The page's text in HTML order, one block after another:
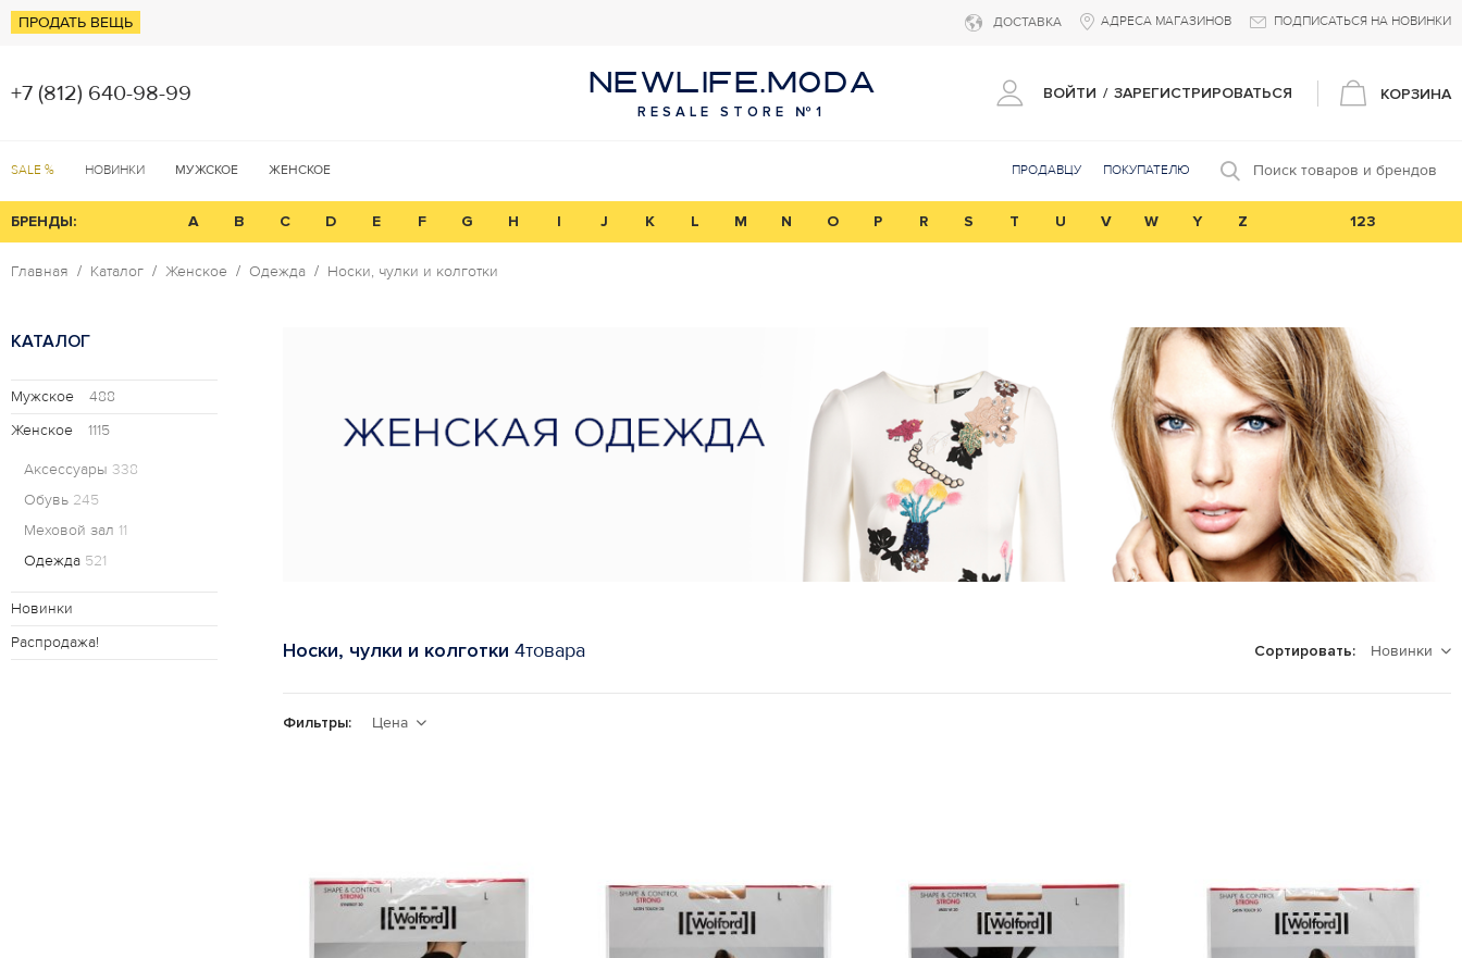
ПРОДАТЬ ВЕЩЬ ДОСТАВКА АДРЕСА МАГАЗИНОВ ПОДПИСАТЬСЯ НА НОВИНКИ
+7 (812) 640-98-99 NEWLIFE.MODA
RESALE STORE №1
ВОЙТИ / ЗАРЕГИСТРИРОВАТЬСЯ КОРЗИНА
SALE % НОВИНКИ МУЖСКОЕ ЖЕНСКОЕ ПРОДАВЦУ ПОКУПАТЕЛЮ Поиск товаров и брендов
БРЕНДЫ: A B C D E F G H I J K L M N O P R S T U V W Y Z 123
Главная Каталог Женское Одежда Носки, чулки и колготки
КАТАЛОГ
Мужское
488
Женское
1115
Аксессуары 338
Обувь 245
Меховой зал 11
Одежда 521
Новинки
Распродажа!
Носки, чулки и колготки 4товара Сортировать: Новинки
Фильтры: Цена